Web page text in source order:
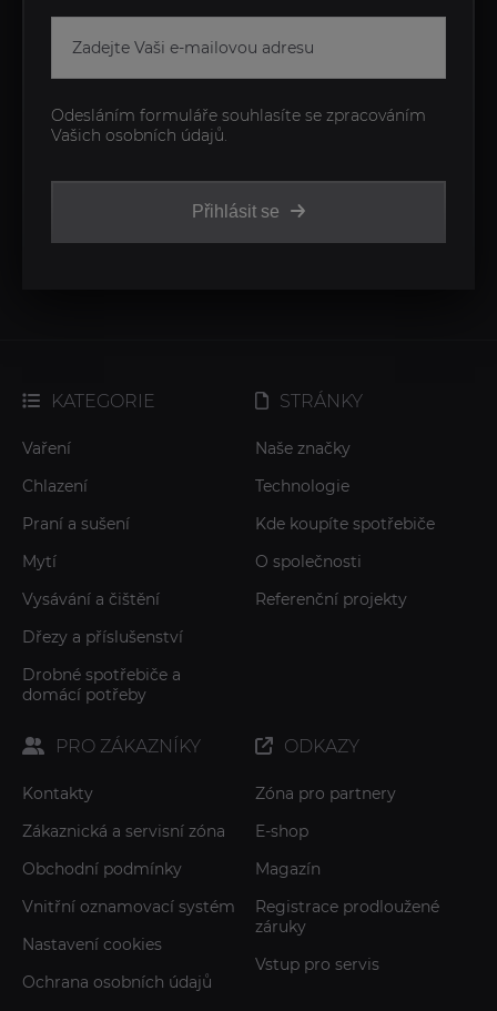
Přihlásit se
Odesláním formuláře souhlasíte se zpracováním
Vašich osobních údajů.
KATEGORIE
Vaření
Chlazení
Praní a sušení
Mytí
Vysávání a čištění
Dřezy a příslušenství
Drobné spotřebiče a
domácí potřeby
STRÁNKY
Naše značky
Technologie
Kde koupíte spotřebiče
O společnosti
Referenční projekty
PRO ZÁKAZNÍKY
Kontakty
Zákaznická a servisní zóna
Obchodní podmínky
Vnitřní oznamovací systém
Nastavení cookies
Ochrana osobních údajů
ODKAZY
Zóna pro partnery
E-shop
Magazín
Registrace prodloužené
záruky
Vstup pro servis